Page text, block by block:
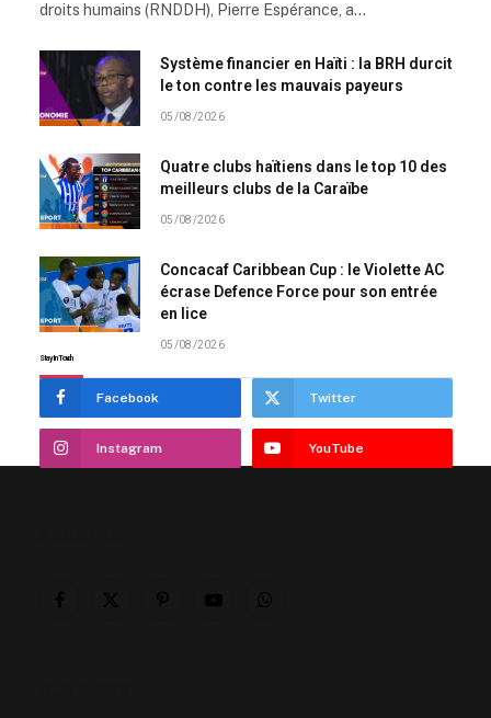
droits humains (RNDDH), Pierre Espérance, a…
Système financier en Haïti : la BRH durcit
le ton contre les mauvais payeurs
05/08/2026
Quatre clubs haïtiens dans le top 10 des
meilleurs clubs de la Caraïbe
05/08/2026
Concacaf Caribbean Cup : le Violette AC
écrase Defence Force pour son entrée
en lice
05/08/2026
Stay In Touch
Facebook Twitter
Instagram YouTube